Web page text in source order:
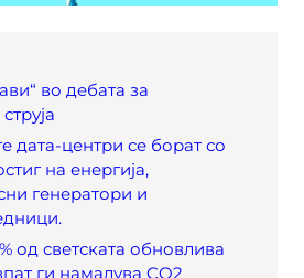
во дебата за
дата-центри се борат со
на енергија,
генератори и
од светската обновлива
ги намалува CO2